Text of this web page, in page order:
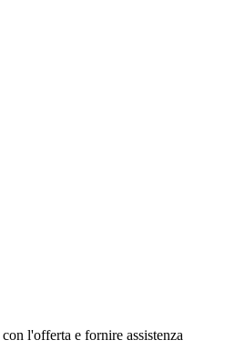
l'offerta e fornire assistenza